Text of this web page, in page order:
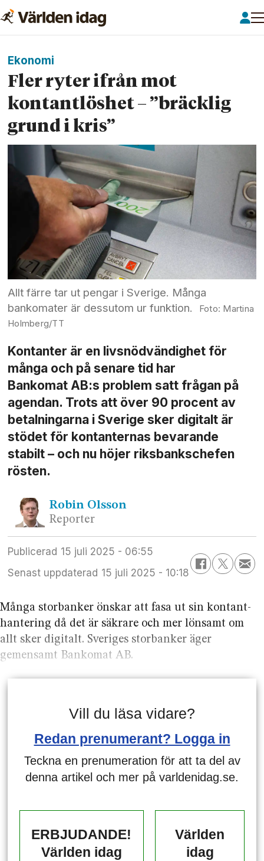
Ekonomi
Fler ryter ifrån mot
kontant­löshet – ”bräcklig
grund i kris”
Allt färre tar ut pengar i Sverige. Många
bankomater är dessutom ur funktion.
Martina
Holmberg/TT
Kontanter är en livsnödvändighet för
många och på senare tid har
Bankomat AB:s problem satt frågan på
agendan. Trots att över 90 procent av
betalningarna i Sverige sker digitalt är
stödet för kontanternas bevarande
stabilt – och nu höjer riksbanks­chefen
rösten.
Robin Olsson
Reporter
Publicerad
15 juli 2025 - 06:55
Senast uppdaterad
15 juli 2025 - 10:18
Många storbanker önskar att fasa ut sin kontant­
hantering då det är säkrare och mer lönsamt om
allt sker digitalt. Sveriges storbanker äger
gemensamt Bankomat AB.
Vill du läsa vidare?
Redan prenumerant? Logga in
Teckna en prenumeration för att ta del av
denna artikel och mer på varldenidag.se.
ERBJUDANDE!
Världen idag
Världen
idag